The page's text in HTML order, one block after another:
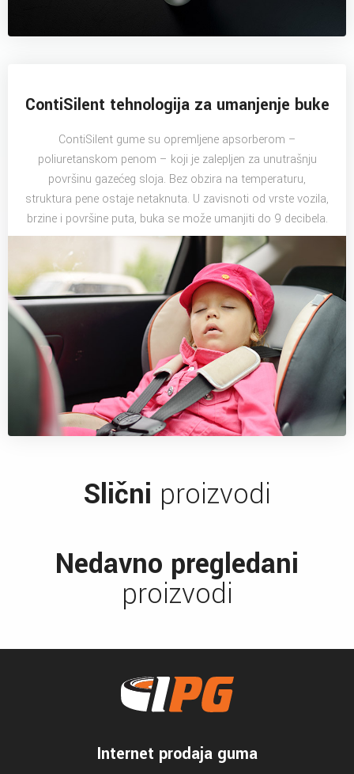
ContiSilent tehnologija za umanjenje buke
ContiSilent gume su opremljene apsorberom –
poliuretanskom penom – koji je zalepljen za unutrašnju
površinu gazećeg sloja. Bez obzira na temperaturu,
struktura pene ostaje netaknuta. U zavisnoti od vrste vozila,
brzine i površine puta, buka se može umanjiti do 9 decibela.
Slični proizvodi
Nedavno pregledani
proizvodi
Internet prodaja guma